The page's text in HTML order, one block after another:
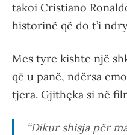
takoi Cristiano
historinë që do t’i
Mes tyre kishte një
që u panë, ndërsa
tjera. Gjithçka si në
“Dikur shisja për